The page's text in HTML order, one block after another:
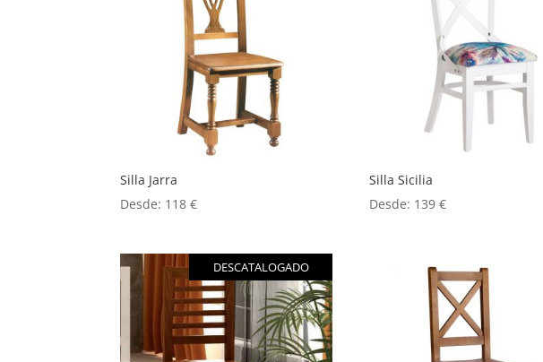
Silla Jarra
Desde: 118€
Silla Sicilia
Desde: 139€
DESCATALOGADO